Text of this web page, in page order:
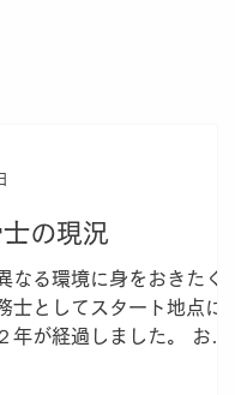
の現況
なる環境に身をおきたく、
士としてスタート地点に立
年が経過しました。 おか